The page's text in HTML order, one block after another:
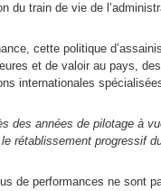
du train de vie de
cette politique
et de valoir au pays,
internationales
des années de pilotage à
rétablissement progressif
de performances ne sont